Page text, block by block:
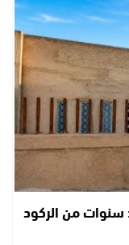
سنوات من الركود